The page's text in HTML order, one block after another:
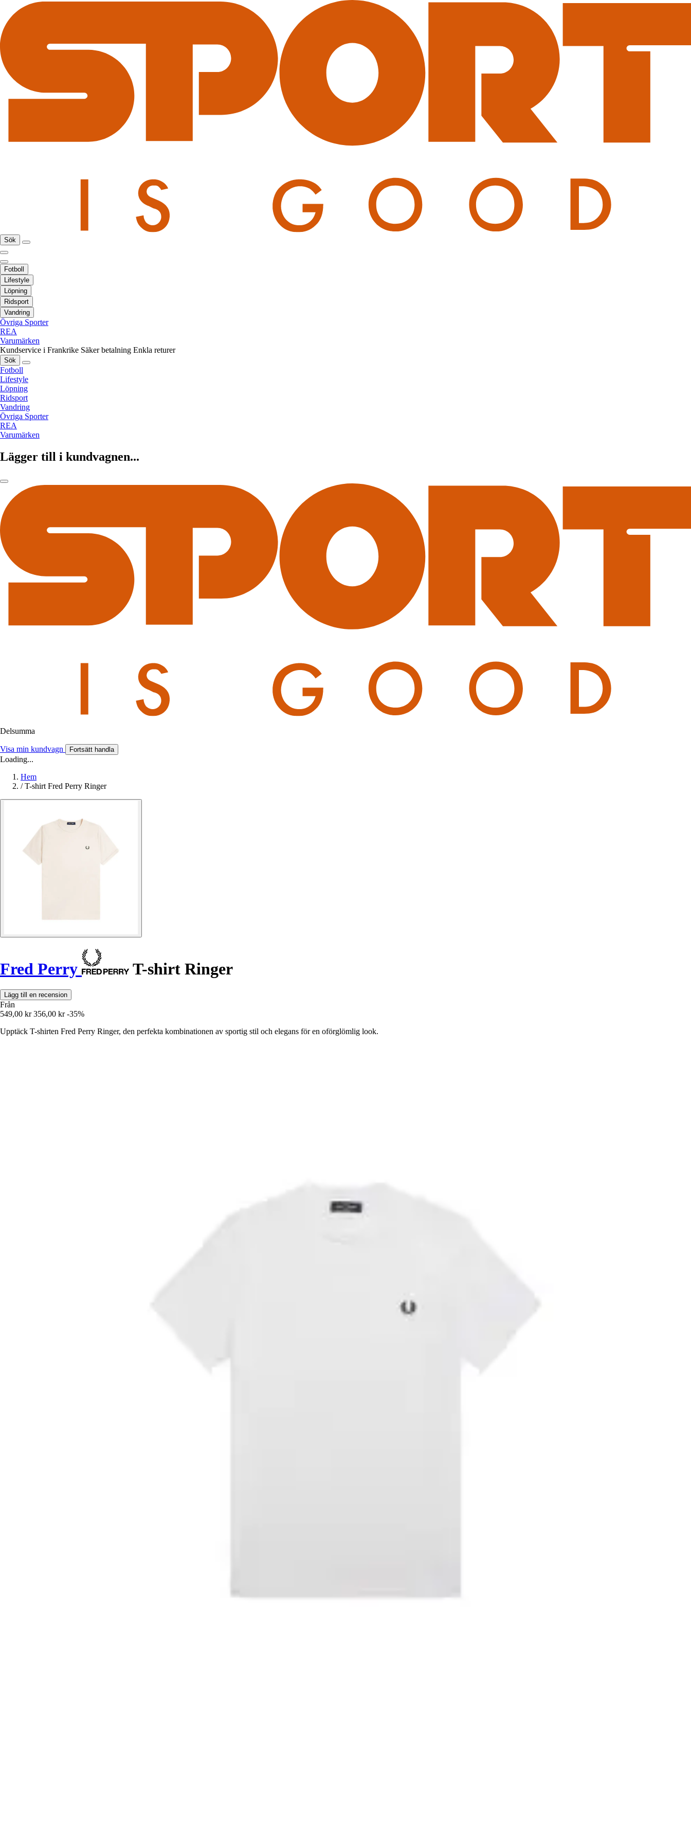
Sök
Fotboll
Lifestyle
Löpning
Ridsport
Vandring
Övriga Sporter
REA
Varumärken
Kundservice i Frankrike Säker betalning Enkla returer
Sök
Fotboll
Lifestyle
Löpning
Ridsport
Vandring
Övriga Sporter
REA
Varumärken
Lägger till i kundvagnen...
Delsumma
Visa min kundvagn Fortsätt handla
Loading...
Hem
/ T-shirt Fred Perry Ringer
Fred Perry T-shirt Ringer
Lägg till en recension
Från
549,00 kr 356,00 kr -35%
Upptäck T-shirten Fred Perry Ringer, den perfekta kombinationen av sportig stil och elegans för en oförglömlig look.